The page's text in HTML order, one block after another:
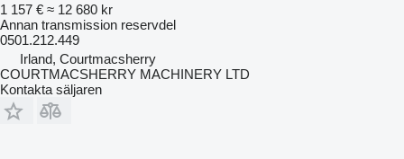
1 157 € ≈ 12 680 kr
Annan transmission reservdel
0501.212.449
Irland, Courtmacsherry
COURTMACSHERRY MACHINERY LTD
Kontakta säljaren